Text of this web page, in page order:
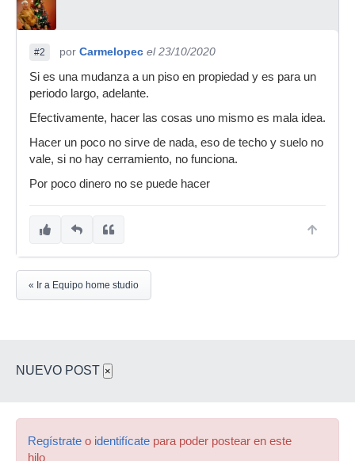
#2 por Carmelopec el 23/10/2020
Si es una mudanza a un piso en propiedad y es para un
periodo largo, adelante.
Efectivamente, hacer las cosas uno mismo es mala idea.
Hacer un poco no sirve de nada, eso de techo y suelo no
vale, si no hay cerramiento, no funciona.
Por poco dinero no se puede hacer
« Ir a Equipo home studio
NUEVO POST ×
Regístrate o identifícate para poder postear en este
hilo